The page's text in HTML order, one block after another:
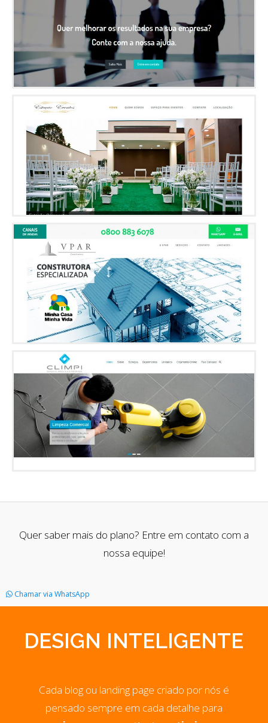
Quer saber mais do plano? Entre em contato com a
nossa equipe!
Chamar via WhatsApp
DESIGN INTELIGENTE
Cada blog ou landing page criado por nós é
pensado sempre em cada detalhe para